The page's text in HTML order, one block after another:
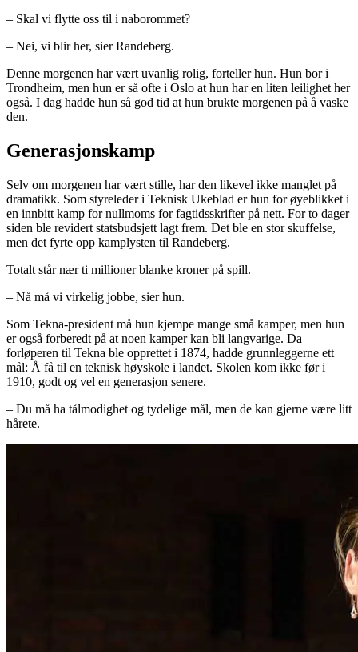
– Skal vi flytte oss til i naborommet?
– Nei, vi blir her, sier Randeberg.
Denne morgenen har vært uvanlig rolig, forteller hun. Hun bor i
Trondheim, men hun er så ofte i Oslo at hun har en liten leilighet her
også. I dag hadde hun så god tid at hun brukte morgenen på å vaske
den.
Generasjonskamp
Selv om morgenen har vært stille, har den likevel ikke manglet på
dramatikk. Som styreleder i Teknisk Ukeblad er hun for øyeblikket i
en innbitt kamp for nullmoms for fagtidsskrifter på nett. For to dager
siden ble revidert statsbudsjett lagt frem. Det ble en stor skuffelse,
men det fyrte opp kamplysten til Randeberg.
Totalt står nær ti millioner blanke kroner på spill.
– Nå må vi virkelig jobbe, sier hun.
Som Tekna-president må hun kjempe mange små kamper, men hun
er også forberedt på at noen kamper kan bli langvarige. Da
forløperen til Tekna ble opprettet i 1874, hadde grunnleggerne ett
mål: Å få til en teknisk høyskole i landet. Skolen kom ikke før i
1910, godt og vel en generasjon senere.
– Du må ha tålmodighet og tydelige mål, men de kan gjerne være litt
hårete.